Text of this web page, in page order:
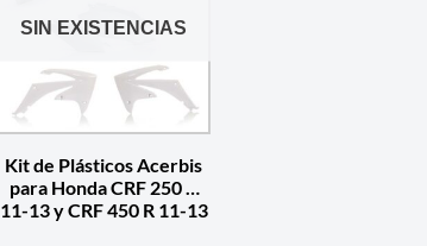
SIN EXISTENCIAS
Kit de Plásticos Acerbis
para Honda CRF 250 R
11-13 y CRF 450 R 11-13